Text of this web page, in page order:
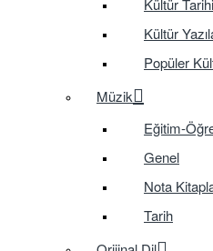
Kültür
Popüler
Müzik
Eğitim-
Genel
Nota
Tarih